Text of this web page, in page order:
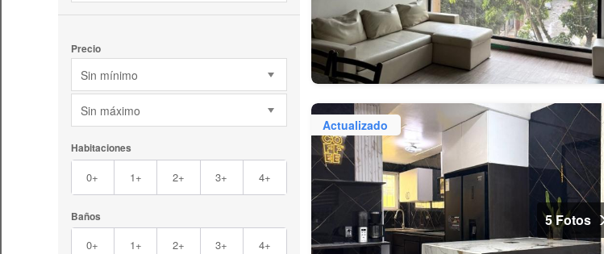
Precio
Sin mínimo
Sin máximo
Habitaciones
0+ 1+ 2+ 3+ 4+
Baños
0+ 1+ 2+ 3+ 4+
Actualizado
5 Fotos